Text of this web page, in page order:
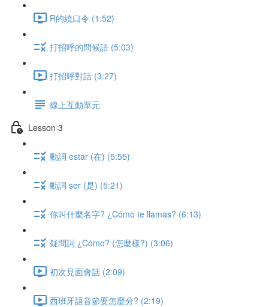
R的繞口令 (1:52)
打招呼的問候語 (5:03)
打招呼對話 (3:27)
線上互動單元
Lesson 3
動詞 estar (在) (5:55)
動詞 ser (是) (5:21)
你叫什麼名字? ¿Cómo te llamas? (6:13)
疑問詞 ¿Cómo? (怎麼樣?) (3:06)
初次見面會話 (2:09)
西班牙語音節要怎麼分? (2:19)